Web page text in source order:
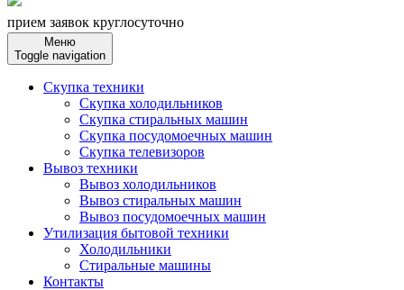
прием заявок круглосуточно
Меню
Toggle navigation
Скупка техники
Скупка холодильников
Скупка стиральных машин
Скупка посудомоечных машин
Скупка телевизоров
Вывоз техники
Вывоз холодильников
Вывоз стиральных машин
Вывоз посудомоечных машин
Утилизация бытовой техники
Холодильники
Стиральные машины
Контакты